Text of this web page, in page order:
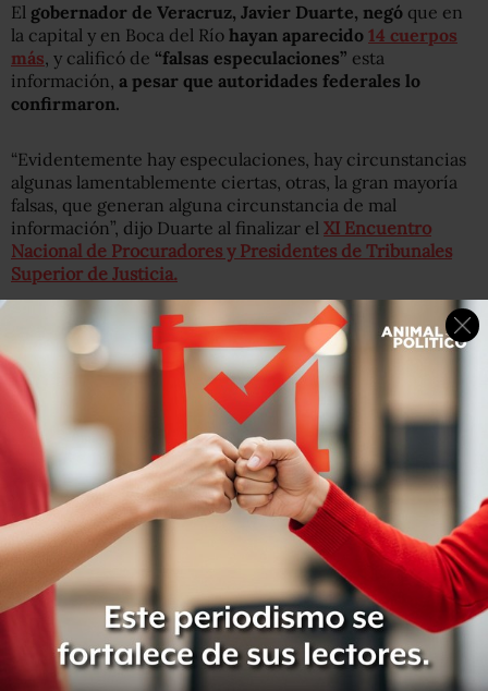
El gobernador de Veracruz, Javier Duarte, negó que en
la capital y en Boca del Río hayan aparecido 14 cuerpos
más, y calificó de “falsas especulaciones” esta
información, a pesar que autoridades federales lo
confirmaron.
“Evidentemente hay especulaciones, hay circunstancias
algunas lamentablemente ciertas, otras, la gran mayoría
falsas, que generan alguna circunstancia de mal
información”, dijo Duarte al finalizar el XI Encuentro
Nacional de Procuradores y Presidentes de Tribunales
Superior de Justicia.
gobernador veracruzano pidió a losmedios
de comunicación que den a conocer las fuentes
yo no quiero que nos encasillen o nos etiqueten bajo
ninguna circunstancia”.
Duarte tambiénnegó haber justificado la muerte de 35
presuntos Zetas en Boca del Río, y dijo que fue
malinterpretado cuando dijo que los criminales sólo
tienen como fin
la cárcel o la muerte.